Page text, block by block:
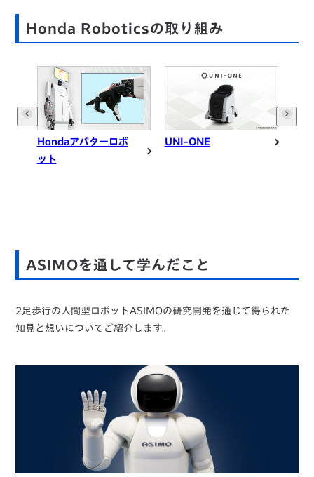
Honda Roboticsの取り組み
Hondaアバターロボ
ット
UNI-ONE
ASIMOを通して学んだこと
2足歩行の人間型ロボットASIMOの研究開発を通じて得られた
知見と想いについてご紹介します。